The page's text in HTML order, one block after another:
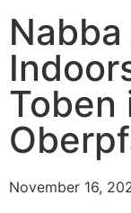
Toben
November 16,